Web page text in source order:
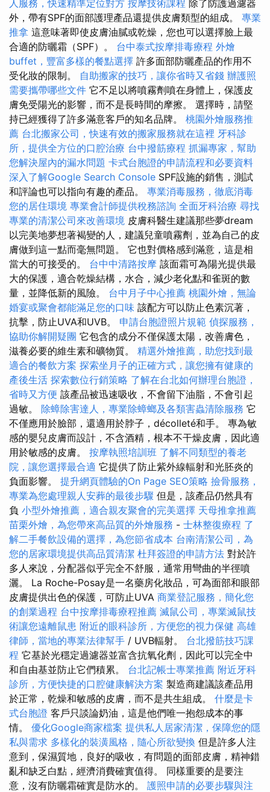
人服務，快速精準定位對方 按摩技術課程 除了防護過濾器
外，帶有SPF的面部護理產品還提供皮膚類型的組成。 專業
推拿 這意味著即使皮膚油膩或乾燥，您也可以選擇臉上最
合適的防曬霜（SPF）。 台中泰式按摩排毒療程 外燴
buffet，豐富多樣的餐點選擇 許多面部防曬產品的作用不
受化妝的限制。 自助搬家的技巧，讓你省時又省錢 辦護照
需要攜帶哪些文件 它不足以將噴霧劑噴在身體上，保護皮
膚免受陽光的影響，而不是長時間的摩擦。 選擇時，請堅
持已經獲得了許多滿意客戶的知名品牌。 桃園外燴服務推
薦 台北搬家公司，快速有效的搬家服務就在這裡 牙科診
所，提供全方位的口腔治療 台中撥筋療程 抓漏專家，幫助
您解決屋內的漏水問題 卡式台胞證的申請流程和必要資料
深入了解Google Search Console SPF設施的銷售，測試
和評論也可以指向有趣的產品。 專業消毒服務，徹底消毒
您的居住環境 專業會計師提供稅務諮詢 全面牙科治療 尋找
專業的清潔公司來改善環境 皮膚科醫生建議那些夢dream
以完美地夢想著褐變的人，建議兒童噴霧劑，並為自己的皮
膚做到這一點而毫無問題。 它也對價格感到滿意，這是相
當大的可接受的。 台中中清路按摩 該面霜可為陽光提供最
大的保護，適合乾燥結構，水合，減少老化點和雀斑的數
量，並降低新的風險。 台中月子中心推薦 桃園外燴，無論
婚宴或聚會都能滿足您的口味 該配方可以防止色素沉著，
抗擊，防止UVA和UVB。 申請台胞證照片規範 偵探服務，
協助你解開疑團 它包含的成分不僅保護太陽，改善膚色，
滋養必要的維生素和礦物質。 精選外燴推薦，助您找到最
適合的餐飲方案 探索坐月子的正確方式，讓您擁有健康的
產後生活 探索數位行銷策略 了解在台北如何辦理台胞證，
省時又方便 該產品被迅速吸收，不會留下油脂，不會引起
過敏。 除蟑除害達人，專業除蟑螂及各類害蟲清除服務 它
不僅應用於臉部，還適用於脖子，décolleté和手。 專為敏
感的嬰兒皮膚而設計，不含酒精，根本不干燥皮膚，因此適
用於敏感的皮膚。 按摩執照培訓班 了解不同類型的養老
院，讓您選擇最合適 它提供了防止紫外線輻射和光胚炎的
負面影響。 提升網頁體驗的On Page SEO策略 撿骨服務，
專業為您處理親人安葬的最後步驟 但是，該產品仍然具有
負 小型外燴推薦，適合親友聚會的完美選擇 天母推拿推薦
苗栗外燴，為您帶來高品質的外燴服務 - 士林整復療程 了
解二手餐飲設備的選擇，為您節省成本 台南清潔公司，為
您的居家環境提供高品質清潔 杜拜簽證的申請方法 對於許
多人來說，分配器似乎完全不舒服，通常用彎曲的半徑噴
灑。 La Roche-Posay是一名藥房化妝品，可為面部和眼部
皮膚提供出色的保護，可防止UVA 商業登記服務，簡化您
的創業過程 台中按摩排毒療程推薦 滅鼠公司，專業滅鼠技
術讓您遠離鼠患 附近的眼科診所，方便您的視力保健 高雄
律師，當地的專業法律幫手 / UVB輻射。 台北撥筋技巧課
程 它基於光穩定過濾器並富含抗氧化劑，因此可以完全中
和自由基並防止它們積累。 台北記帳士專業推薦 附近牙科
診所，方便快捷的口腔健康解決方案 製造商建議該產品用
於正常，乾燥和敏感的皮膚，而不是共生組成。 什麼是卡
式台胞證 客戶只談論奶油，這是他們唯一抱怨成本的事
情。 優化Google商家檔案 提供私人居家清潔，保障您的隱
私與需求 多樣化的裝潢風格，隨心所欲變換 但是許多人注
意到，保濕質地，良好的吸收，有問題的面部皮膚，精神錯
亂和缺乏白點，經濟消費確實值得。 同樣重要的是要注
意，沒有防曬霜確實是防水的。 護照申請的必要步驟與注